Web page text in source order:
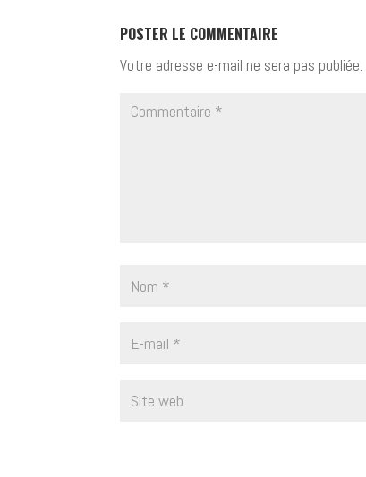
POSTER LE COMMENTAIRE
Votre adresse e-mail ne sera pas publiée.